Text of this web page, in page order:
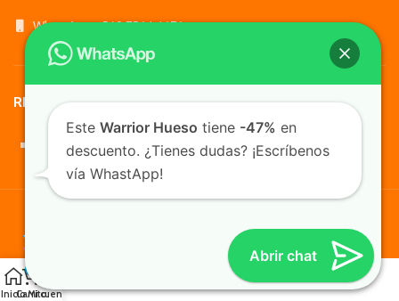
WhatsApp: +569 7564 4676
REDES SOCIALES
TusMascotas.cl
InicioCarrito
Mi cuenta
Abrir chat
Este Warrior Hueso tiene -47% en
descuento. ¿Tienes dudas? ¡Escríbenos
vía WhastApp!